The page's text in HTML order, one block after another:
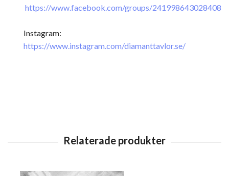
https://www.facebook.com/groups/241998643028408
Instagram:
https://www.instagram.com/diamanttavlor.se/